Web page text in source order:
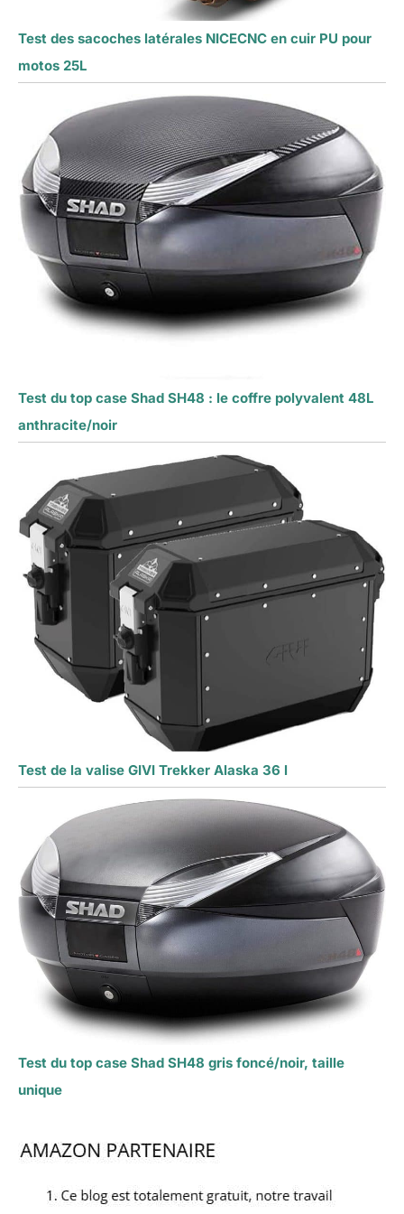
Test des sacoches latérales NICECNC en cuir PU pour
motos 25L
Test du top case Shad SH48 : le coffre polyvalent 48L
anthracite/noir
Test de la valise GIVI Trekker Alaska 36 l
Test du top case Shad SH48 gris foncé/noir, taille
unique